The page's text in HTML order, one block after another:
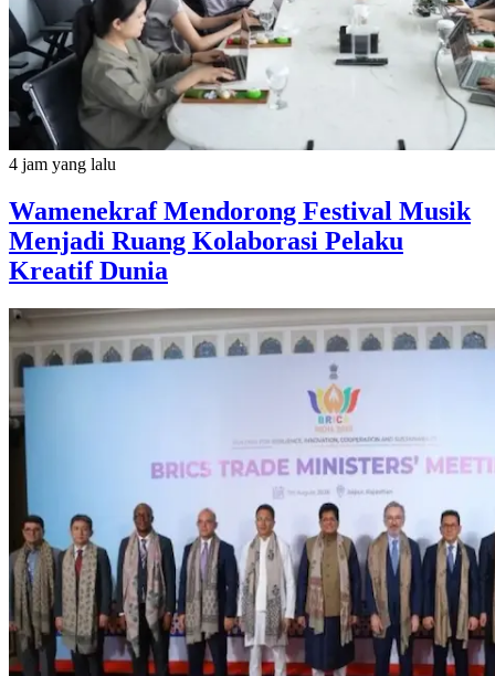
4 jam yang lalu
Wamenekraf Mendorong Festival Musik
Menjadi Ruang Kolaborasi Pelaku
Kreatif Dunia